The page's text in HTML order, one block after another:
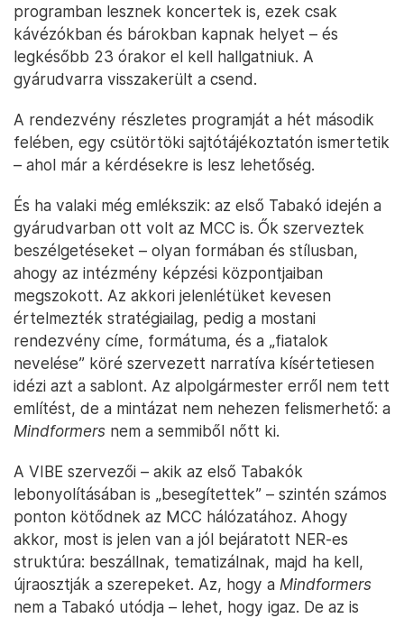
programban lesznek koncertek is, ezek csak
kávézókban és bárokban kapnak helyet – és
legkésőbb 23 órakor el kell hallgatniuk. A
gyárudvarra visszakerült a csend.
A rendezvény részletes programját a hét második
felében, egy csütörtöki sajtótájékoztatón ismertetik
– ahol már a kérdésekre is lesz lehetőség.
És ha valaki még emlékszik: az első Tabakó idején a
gyárudvarban ott volt az MCC is. Ők szerveztek
beszélgetéseket – olyan formában és stílusban,
ahogy az intézmény képzési központjaiban
megszokott. Az akkori jelenlétüket kevesen
értelmezték stratégiailag, pedig a mostani
rendezvény címe, formátuma, és a „fiatalok
nevelése” köré szervezett narratíva kísértetiesen
idézi azt a sablont. Az alpolgármester erről nem tett
említést, de a mintázat nem nehezen felismerhető: a
Mindformers nem a semmiből nőtt ki.
A VIBE szervezői – akik az első Tabakók
lebonyolításában is „besegítettek” – szintén számos
ponton kötődnek az MCC hálózatához. Ahogy
akkor, most is jelen van a jól bejáratott NER-es
struktúra: beszállnak, tematizálnak, majd ha kell,
újraosztják a szerepeket. Az, hogy a Mindformers
nem a Tabakó utódja – lehet, hogy igaz. De az is